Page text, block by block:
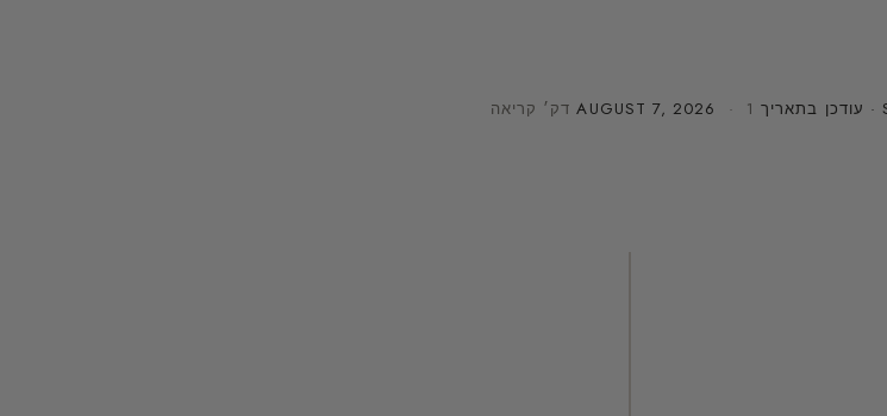
· עודכן בתאריך AUGUST 7, 2026 · 1 דק׳ קריאה